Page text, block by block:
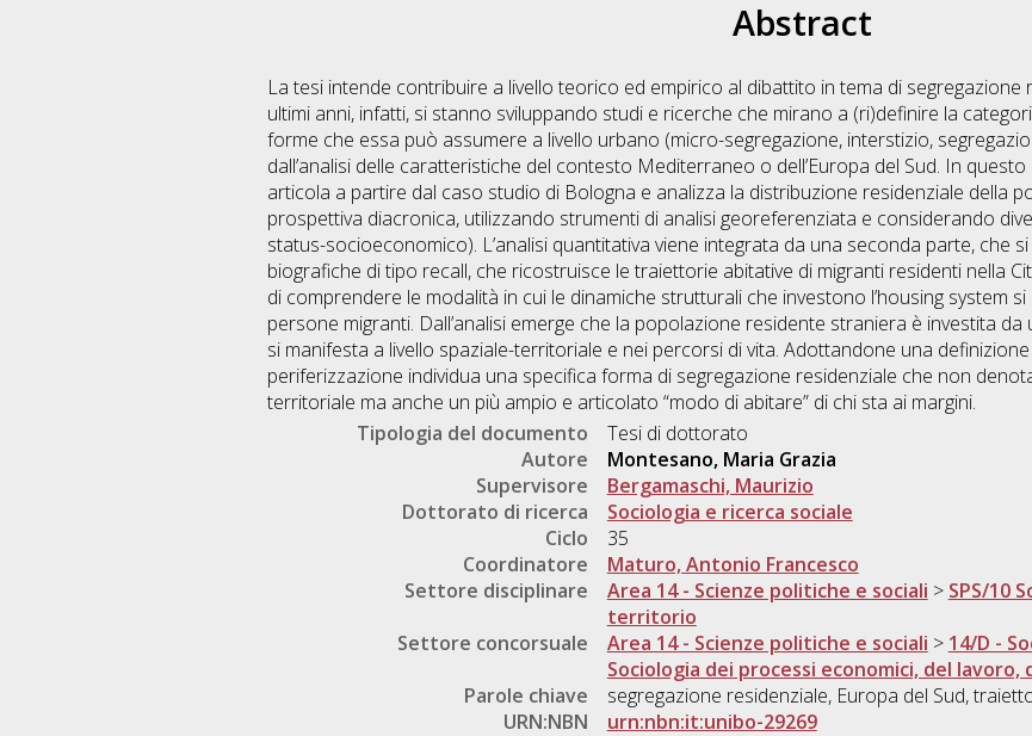
Abstract
La tesi intende contribuire a livello teorico ed empirico al dibattito in tema di segregazione
ultimi anni, infatti, si stanno sviluppando studi e ricerche che mirano a (ri)definire la
forme che essa può assumere a livello urbano (micro-segregazione, interstizio,
dall’analisi delle caratteristiche del contesto Mediterraneo o dell’Europa del Sud. In
articola a partire dal caso studio di Bologna e analizza la distribuzione residenziale della
prospettiva diacronica, utilizzando strumenti di analisi georeferenziata e considerando
status-socioeconomico). L’analisi quantitativa viene integrata da una seconda parte, che
biografiche di tipo recall, che ricostruisce le traiettorie abitative di migranti residenti nella
di comprendere le modalità in cui le dinamiche strutturali che investono l’housing system
persone migranti. Dall’analisi emerge che la popolazione residente straniera è investita
si manifesta a livello spaziale-territoriale e nei percorsi di vita. Adottandone una
periferizzazione individua una specifica forma di segregazione residenziale che non
territoriale ma anche un più ampio e articolato “modo di abitare” di chi sta ai margini.
Tipologia del documento
Tesi di dottorato
Autore
Montesano, Maria Grazia
Supervisore
Bergamaschi, Maurizio
Dottorato di ricerca
Sociologia e ricerca sociale
Ciclo
35
Coordinatore
Maturo, Antonio Francesco
Settore disciplinare
Area 14 - Scienze politiche e sociali > SPS/10
territorio
Settore concorsuale
Area 14 - Scienze politiche e sociali > 14/D -
Sociologia dei processi economici, del
Parole chiave
segregazione residenziale, Europa del Sud,
URN:NBN
urn:nbn:it:unibo-29269